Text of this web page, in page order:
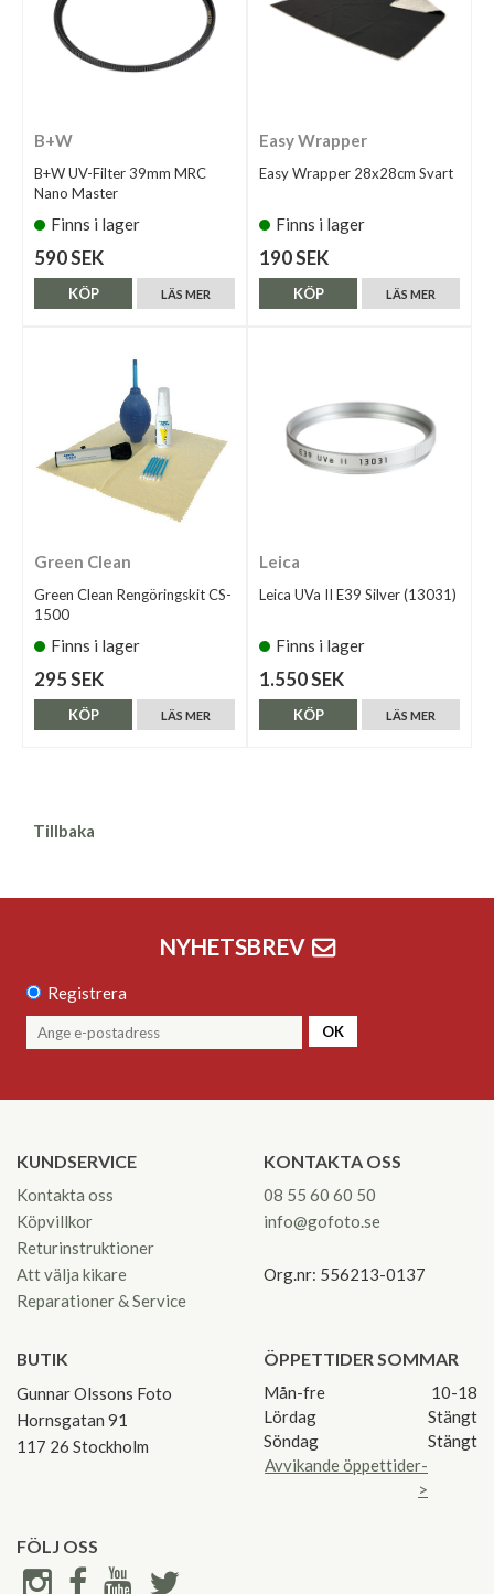
B+W
B+W UV-Filter 39mm MRC
Nano Master
Finns i lager
590 SEK
LÄS MER
KÖP
Easy Wrapper
Easy Wrapper 28x28cm Svart
Finns i lager
190 SEK
LÄS MER
KÖP
Green Clean
Green Clean Rengöringskit CS-
1500
Finns i lager
295 SEK
LÄS MER
KÖP
Leica
Leica UVa II E39 Silver (13031)
Finns i lager
1.550 SEK
LÄS MER
KÖP
Tillbaka
NYHETSBREV
Registrera
OK
KUNDSERVICE
Kontakta oss
Köpvillkor
Returinstruktioner
Att välja kikare
Reparationer & Service
KONTAKTA OSS
08 55 60 60 50
info@gofoto.se
Org.nr: 556213-0137
BUTIK
Gunnar Olssons Foto
Hornsgatan 91
117 26 Stockholm
ÖPPETTIDER SOMMAR
Mån-fre
10-18
Lördag
Stängt
Söndag
Stängt
Avvikande öppettider-
>
FÖLJ OSS